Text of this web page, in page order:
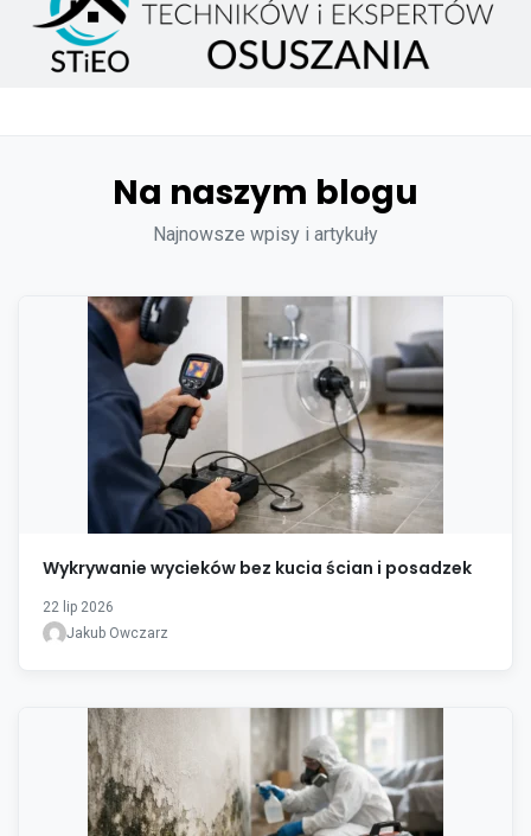
Na naszym blogu
Najnowsze wpisy i artykuły
Wykrywanie wycieków bez kucia ścian i posadzek
22 lip 2026
Jakub Owczarz